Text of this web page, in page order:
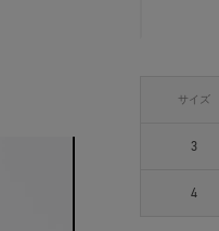
サイズ
3
4